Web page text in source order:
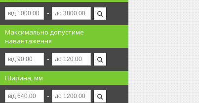
Максимально допустиме
навантаження
Ширина, мм